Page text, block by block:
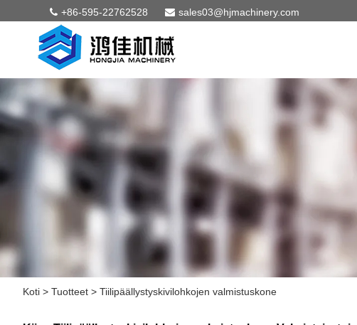
+86-595-22762528 sales03@hjmachinery.com
Koti > Tuotteet > Tiilipäällystyskivilohkojen valmistuskone